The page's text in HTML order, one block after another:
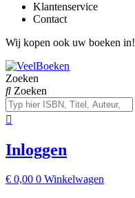
Klantenservice
Contact
Wij kopen ook uw boeken in!
Zoeken
Zoeken
Inloggen
€ 0,00 0 Winkelwagen